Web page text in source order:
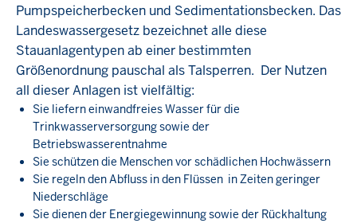
Pumpspeicherbecken und Sedimentationsbecken. Das
Landeswassergesetz bezeichnet alle diese
Stauanlagentypen ab einer bestimmten
Größenordnung pauschal als Talsperren. Der Nutzen
all dieser Anlagen ist vielfältig:
Sie liefern einwandfreies Wasser für die
Trinkwasserversorgung sowie der
Betriebswasserentnahme
Sie schützen die Menschen vor schädlichen Hochwässern
Sie regeln den Abfluss in den Flüssen in Zeiten geringer
Niederschläge
Sie dienen der Energiegewinnung sowie der Rückhaltung